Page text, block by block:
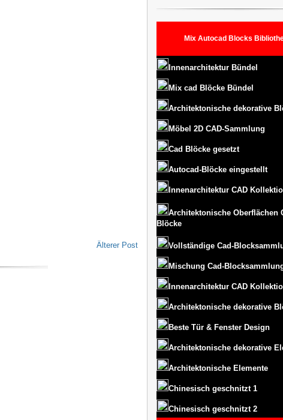
Älterer Post
Mix Autocad Blocks
Innenarchitektur Bündel
Mix cad Blöcke Bündel
Architektonische dekorative
Möbel 2D CAD-Sammlung
Cad Blöcke gesetzt
Autocad-Blöcke eingestellt
Innenarchitektur CAD
Architektonische Oberflächen
Blöcke
Vollständige Cad-
Mischung Cad-
Innenarchitektur CAD
Architektonische dekorative
Beste Tür & Fenster Design
Architektonische dekorative
Architektonische Elemente
Chinesisch geschnitzt 1
Chinesisch geschnitzt 2